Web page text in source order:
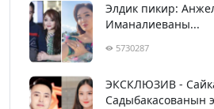
Элдик пикир:
Иманалиеваны...
5730287
ЭКСКЛЮЗИВ -
Садыбакасованын